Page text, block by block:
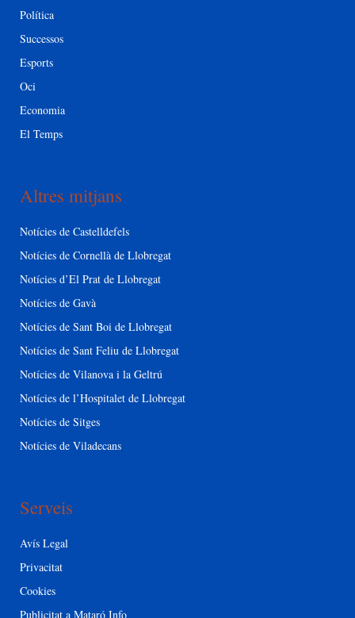
Política
Successos
Esports
Oci
Economia
El Temps
Altres mitjans
Notícies de Castelldefels
Notícies de Cornellà de Llobregat
Notícies d’El Prat de Llobregat
Notícies de Gavà
Notícies de Sant Boi de Llobregat
Notícies de Sant Feliu de Llobregat
Notícies de Vilanova i la Geltrú
Notícies de l’Hospitalet de Llobregat
Notícies de Sitges
Notícies de Viladecans
Serveis
Avís Legal
Privacitat
Cookies
Publicitat a Mataró Info